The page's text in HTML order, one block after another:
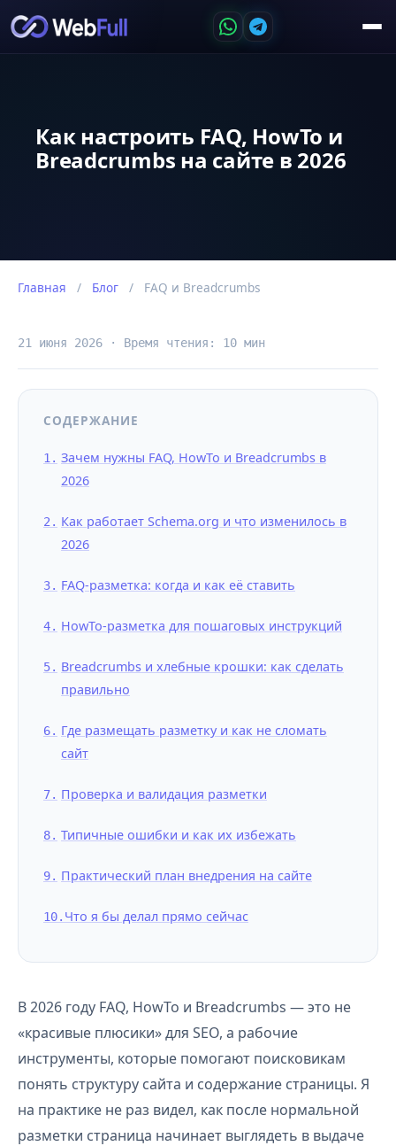
Как настроить FAQ, HowTo и
Breadcrumbs на сайте в 2026
Главная / Блог / FAQ и Breadcrumbs
21 июня 2026 · Время чтения: 10 мин
СОДЕРЖАНИЕ
Зачем нужны FAQ, HowTo и Breadcrumbs в
2026
Как работает Schema.org и что изменилось в
2026
FAQ-разметка: когда и как её ставить
HowTo-разметка для пошаговых инструкций
Breadcrumbs и хлебные крошки: как сделать
правильно
Где размещать разметку и как не сломать
сайт
Проверка и валидация разметки
Типичные ошибки и как их избежать
Практический план внедрения на сайте
Что я бы делал прямо сейчас
В 2026 году FAQ, HowTo и Breadcrumbs — это не
«красивые плюсики» для SEO, а рабочие
инструменты, которые помогают поисковикам
понять структуру сайта и содержание страницы. Я
на практике не раз видел, как после нормальной
разметки страница начинает выглядеть в выдаче